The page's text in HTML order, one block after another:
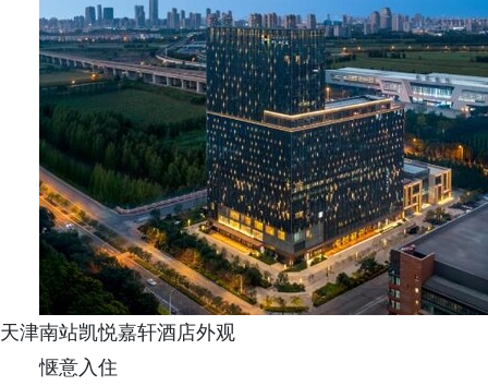
天津南站凯悦嘉轩酒店外观
惬意入住